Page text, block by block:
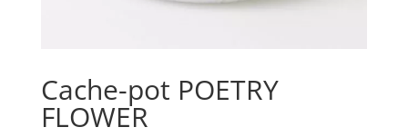
Cache-pot POETRY
FLOWER